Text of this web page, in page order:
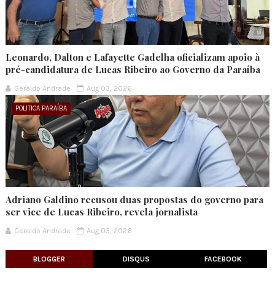
Leonardo, Dalton e Lafayette Gadelha oficializam apoio à
pré-candidatura de Lucas Ribeiro ao Governo da Paraíba
Geraldo Andrade Aug 03, 2026
POLITICA PARAÍBA
Adriano Galdino recusou duas propostas do governo para
ser vice de Lucas Ribeiro, revela jornalista
Geraldo Andrade Aug 03, 2026
BLOGGER DISQUS FACEBOOK